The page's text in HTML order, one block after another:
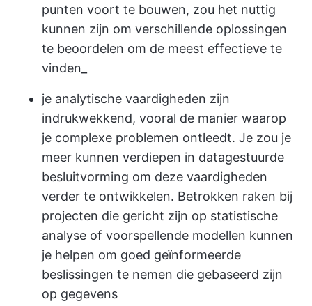
punten voort te bouwen, zou het nuttig
kunnen zijn om verschillende oplossingen
te beoordelen om de meest effectieve te
vinden_
je analytische vaardigheden zijn
indrukwekkend, vooral de manier waarop
je complexe problemen ontleedt. Je zou je
meer kunnen verdiepen in datagestuurde
besluitvorming om deze vaardigheden
verder te ontwikkelen. Betrokken raken bij
projecten die gericht zijn op statistische
analyse of voorspellende modellen kunnen
je helpen om goed geïnformeerde
beslissingen te nemen die gebaseerd zijn
op gegevens